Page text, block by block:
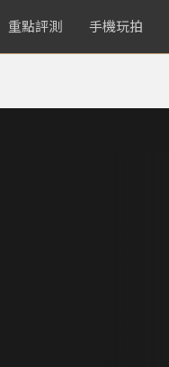
重點評測 手機玩拍